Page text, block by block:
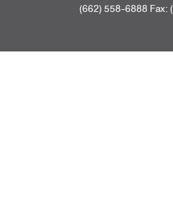
(662) 558-6888 Fax: